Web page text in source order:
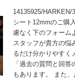
14135925/
シート12mmのご購
慮なく下のフォーム
スタッフが貴方の悩
るだけ分かりやすく
「過去の質問と回
もあります。 また